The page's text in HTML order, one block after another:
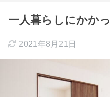
一人暮らしにかか
2021年8月21日